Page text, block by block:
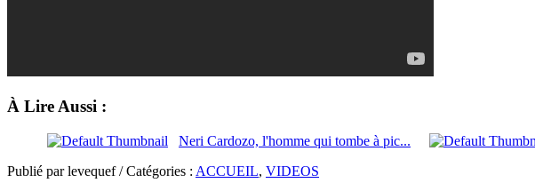
À Lire Aussi :
Neri Cardozo, l'homme qui tombe à pic...
Publié par levequef / Catégories : ACCUEIL, VIDEOS